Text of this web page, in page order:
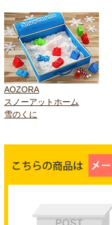
AOZORA
スノーアットホーム
雪のくに